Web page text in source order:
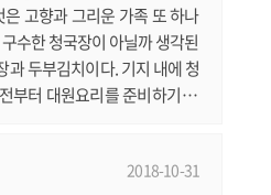
고향과 그리운 가족 또 하나
수한 청국장이 아닐까 생각된
과 두부김치이다. 기지 내에 청
부터 대원요리를 준비하기 위
냄새 ^^ 일요일 아침 대원들에
2018-10-31